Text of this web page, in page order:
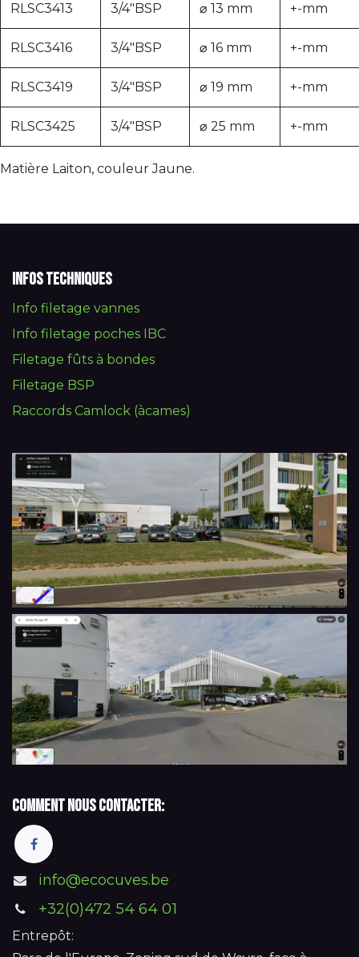
RLSC3413 3/4"BSP ⌀ 13 mm +-mm
RLSC3416 3/4"BSP ⌀ 16 mm +-mm
RLSC3419 3/4"BSP ⌀ 19 mm +-mm
RLSC3425 3/4"BSP ⌀ 25 mm +-mm
Matière Laiton, couleur Jaune.
Infos techniques
Info filetage vannes
Info filetage poches IBC
Filetage fûts à bondes
Filetage BSP
Raccords Camlock (àcames)
Comment nous contacter:
info@ecocuves.be
+32(0)472 54 64 01
Entrepôt: